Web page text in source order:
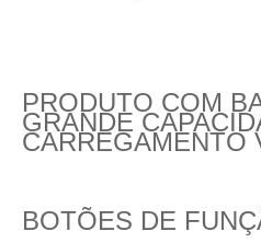
PRODUTO COM
GRANDE
CARREGAMENTO
BOTÕES DE